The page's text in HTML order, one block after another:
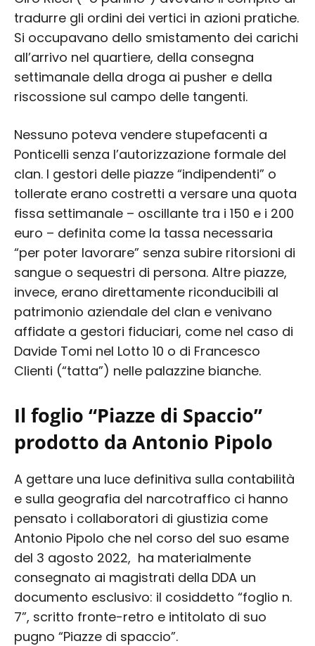
tradurre gli ordini dei vertici in azioni pratiche.
Si occupavano dello smistamento dei carichi
all’arrivo nel quartiere, della consegna
settimanale della droga ai pusher e della
riscossione sul campo delle tangenti.
Nessuno poteva vendere stupefacenti a
Ponticelli senza l’autorizzazione formale del
clan. I gestori delle piazze “indipendenti” o
tollerate erano costretti a versare una quota
fissa settimanale – oscillante tra i 150 e i 200
euro – definita come la tassa necessaria
“per poter lavorare” senza subire ritorsioni di
sangue o sequestri di persona. Altre piazze,
invece, erano direttamente riconducibili al
patrimonio aziendale del clan e venivano
affidate a gestori fiduciari, come nel caso di
Davide Tomi nel Lotto 10 o di Francesco
Clienti (“tatta”) nelle palazzine bianche.
Il foglio “Piazze di Spaccio”
prodotto da Antonio Pipolo
A gettare una luce definitiva sulla contabilità
e sulla geografia del narcotraffico ci hanno
pensato i collaboratori di giustizia come
Antonio Pipolo che nel corso del suo esame
del 3 agosto 2022, ha materialmente
consegnato ai magistrati della DDA un
documento esclusivo: il cosiddetto “foglio n.
7”, scritto fronte-retro e intitolato di suo
pugno “Piazze di spaccio”.